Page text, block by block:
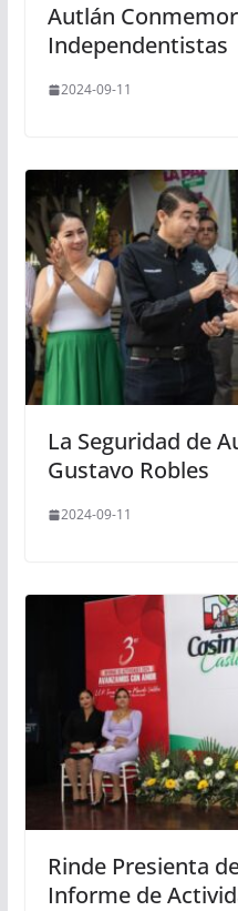
Autlán
Independentistas
2024-09-11
La Seguridad de
Gustavo Robles
2024-09-11
Rinde Presienta
Informe de